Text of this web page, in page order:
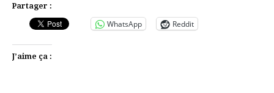
Partager :
WhatsApp Reddit
J’aime ça :